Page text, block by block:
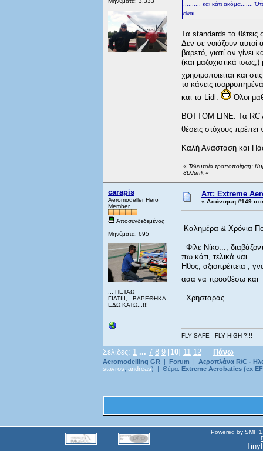
.......... και κάτι ακόμα.......
είναι.............
Τα standards τα θέτεις
Δεν σε νοιάζουν αυτοί
βαρετό, γιατί αν γίνει
(και μαζοχιστικά
χρησιμοποιείται και
το κάνεις
και τα Lidl.
Όλοι
BOTTOM LINE: Τα RC
θέσεις στόχους πρέπει
Καλή Ανάσταση και
« Τελευταία τροποποίηση:
3DJunk »
carapis
Aeromodeller Hero
Member
Αποσυνδεδεμένος
Μηνύματα: 695
... ΠΕΤΑΩ
ΓΙΑΤΙΙΙ,...ΒΑΡΕΘΗΚΑ
ΕΔΩ ΚΑΤΩ...!!!
Απ: Extreme
« Απάντηση #149
Kαλημέρα & Χρόνια
Φίλε Νίκο...,
πω κάτι, τελικά ναι...
Ηθος, αξιοπρέπεια ,
ααα να προσθέσω και
Χρησταρας
FLY SAFE - FLY HIGH ?!!!
Σελίδες: 1 ... 7 8 9 [10] 11 12 Πάνω
Aeromodelling GR | Forum | Αεροπλάνα R/C -
stavros andreas) | Θέμα: Extreme Aerobatics (ex
Powered by SMF